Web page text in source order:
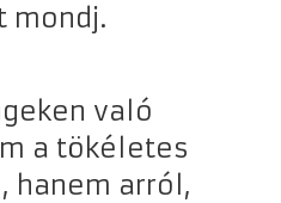
mondj.
való
a tökéletes
hanem arról,